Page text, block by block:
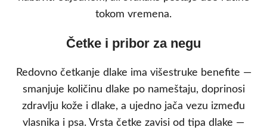
tokom vremena.
Četke i pribor za negu
Redovno četkanje dlake ima višestruke benefite —
smanjuje količinu dlake po nameštaju, doprinosi
zdravlju kože i dlake, a ujedno jača vezu između
vlasnika i psa. Vrsta četke zavisi od tipa dlake —